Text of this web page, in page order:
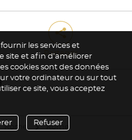
share
Partager
Rome Rome
les services et
site et afin d’améliorer
cookies sont des données
votre ordinateur ou sur tout
ce site, vous acceptez
Refuser